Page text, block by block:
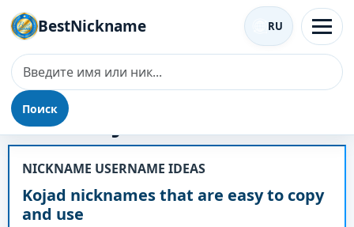
BestNickname
Поиск
RU
Ник - Kojad
NICKNAME USERNAME IDEAS
Kojad nicknames that are easy to copy
and use